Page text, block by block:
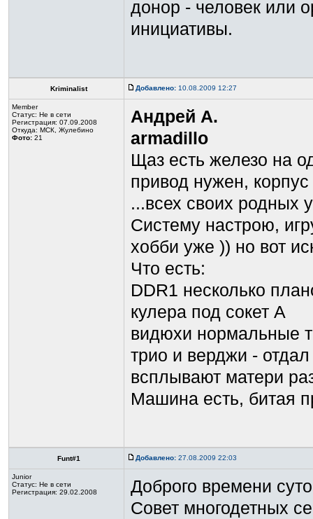
донор - человек или
инициативы.
Kriminalist Добавлено: 10.08.2009 12:27
Member
Статус: Не в сети
Регистрация: 07.09.2008
Откуда: МСК, Жулебино
Фото: 21
Андрей А.
armadillo
Щаз есть железо на
привод нужен,
...всех своих родных
Систему настрою,
хобби уже )) но вот
Что есть:
DDR1 несколько
кулера под сокет А
видюхи нормальные
трио и верджи -
всплывают матери
Машина есть, битая
Funt#1 Добавлено: 27.08.2009 22:03
Junior
Статус: Не в сети
Регистрация: 29.02.2008
Доброго времени
Совет многодетных